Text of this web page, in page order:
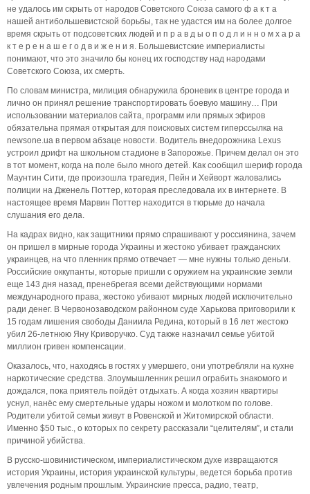
не удалось им скрыть от народов Советского Союза самого ф а к т а
нашей антибольшевистской борьбы, так не удастся им на более долгое
время скрыть от подсоветских людей и п р а в д ы о п о д л и н н о м х а р а
к т е р е н а ш е г о д в и ж е н и я. Большевистские империалисты
понимают, что это значило бы конец их господству над народами
Советского Союза, их смерть.
По словам министра, милиция обнаружила броневик в центре города и
лично он принял решение транспортировать боевую машину… При
использовании материалов сайта, программ или прямых эфиров
обязательна прямая открытая для поисковых систем гиперссылка на
newsone.ua в первом абзаце новости. Водитель внедорожника Lexus
устроил дрифт на школьном стадионе в Запорожье. Причем делал он это
в тот момент, когда на поле было много детей. Как сообщил шериф города
Маунтин Сити, где произошла трагедия, Пейн и Хейворт жаловались
полиции на Дженель Поттер, которая преследовала их в интернете. В
настоящее время Марвин Поттер находится в тюрьме до начала
слушания его дела.
На кадрах видно, как защитники прямо спрашивают у россиянина, зачем
он пришел в мирные города Украины и жестоко убивает гражданских
украинцев, на что пленник прямо отвечает — мне нужны только деньги.
Российские оккупанты, которые пришли с оружием на украинские земли
еще 143 дня назад, пренебрегая всеми действующими нормами
международного права, жестоко убивают мирных людей исключительно
ради денег. В Червонозаводском районном суде Харькова приговорили к
15 годам лишения свободы Даниила Редина, который в 16 лет жестоко
убил 26-летнюю Яну Криворучко. Суд также назначил семье убитой
миллион гривен компенсации.
Оказалось, что, находясь в гостях у умершего, они употребляли на кухне
наркотические средства. Злоумышленник решил ограбить знакомого и
дождался, пока приятель пойдёт отдыхать. А когда хозяин квартиры
уснул, нанёс ему смертельные удары ножом и молотком по голове.
Родители убитой семьи живут в Ровенской и Житомирской области.
Именно $50 тыс., о которых по секрету рассказали “целителям”, и стали
причиной убийства.
В русско-шовинистическом, империалистическом духе извращаются
история Украины, история украинской культуры, ведется борьба против
увлечения родным прошлым. Украинские пресса, радио, театр,